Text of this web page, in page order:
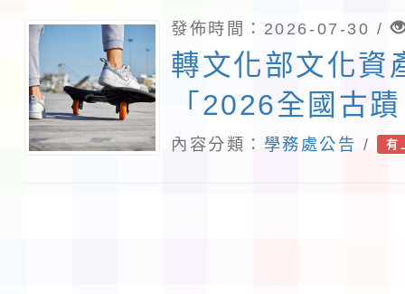
發佈時間：2026-07-30 /
轉文化部文化資
「2026全國古
相關資訊，請踴
內容分類： 學務處公告 / 有